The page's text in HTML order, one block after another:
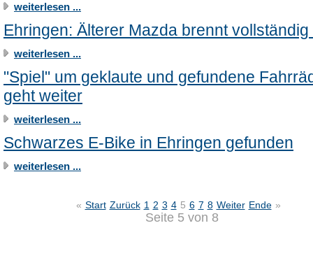
weiterlesen ...
Ehringen: Älterer Mazda brennt vollständig
weiterlesen ...
"Spiel" um geklaute und gefundene
geht weiter
weiterlesen ...
Schwarzes E-Bike in Ehringen gefunden
weiterlesen ...
« Start Zurück 1 2 3 4 5 6 7 8 Weiter Ende »
Seite 5 von 8